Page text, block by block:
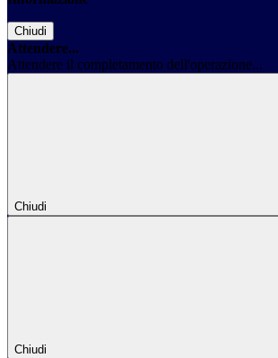
Chiudi
Attendere...
Attendere il completamento dell'operazione...
Chiudi
Chiudi